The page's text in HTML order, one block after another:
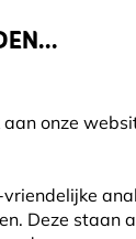
onze
Deze staan